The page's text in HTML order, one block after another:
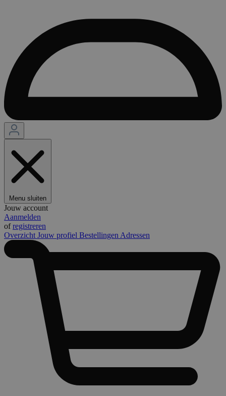
Menu sluiten
Jouw account
Aanmelden
ofregistreren
Overzicht Jouw profiel Bestellingen Adressen